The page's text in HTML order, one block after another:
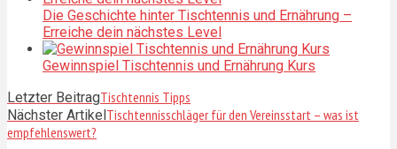
Die Geschichte hinter Tischtennis und Ernährung –
Erreiche dein nächstes Level
Gewinnspiel Tischtennis und Ernährung Kurs
Letzter BeitragTischtennis Tipps
Nächster Artikel Tischtennisschläger für den Vereinsstart – was ist
empfehlenswert?